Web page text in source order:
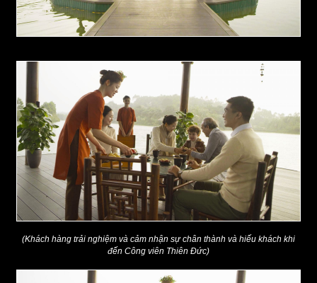
(Khách hàng trải nghiệm và cảm nhận sự chân thành và hiếu khách khi
đến Công viên Thiên Đức)